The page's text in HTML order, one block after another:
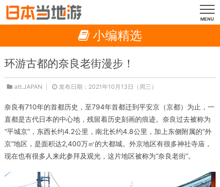
MENU
小编精选
环游古都的奈良老街漫步！
att.JAPAN 发布日期：2021年10月13日（周三）
奈良有710年的首都历史，至794年首都迁到平安京（京都）为止，一
直都是古代日本的中心地，残留着历史刻画的痕迹。奈良过去被称为
“平城京”，东西长约4.2公里，南北长约4.8公里，加上东侧附属的“外
京”地区，是面积达2,400万㎡的大都城。外京地区有很多神社寺庙，
现在也有很多人来此参拜及观光，这片地区被称为“奈良老街”。